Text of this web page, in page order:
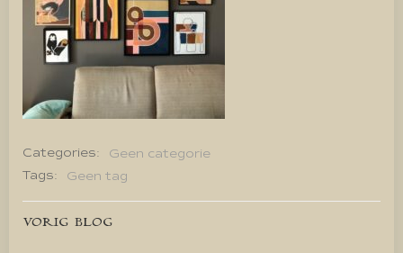
Categories:
Geen categorie
Tags:
Geen tag
Bericht
VORIG BLOG